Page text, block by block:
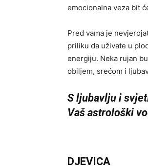
emocionalna veza bit
Pred vama je
priliku da uživate u
energiju. Neka rujan
obiljem, srećom i
S ljubavlju i
Vaš astrološki
DJEVICA